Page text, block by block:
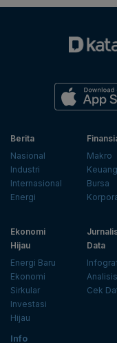
Berita
Nasional
Industri
Internasional
Energi
Makro
Bursa
Ekonomi
Hijau
Energi Baru
Ekonomi
Sirkular
Investasi
Hijau
Data
Analisis
Cek
Info